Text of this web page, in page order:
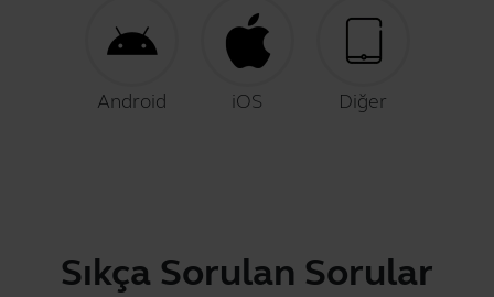
Android iOS Diğer
Sıkça Sorulan Sorular